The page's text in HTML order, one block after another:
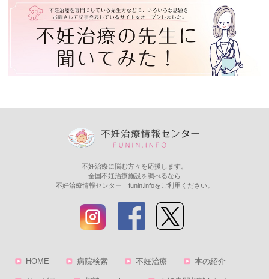
不妊治療に悩む方々を応援します。
全国不妊治療施設を調べるなら
不妊治療情報センター funin.infoをご利用ください。
HOME 病院検索 不妊治療 本の紹介